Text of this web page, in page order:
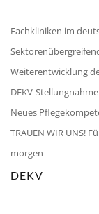
Fachkliniken im
Weiterentwicklung
DEKV-
Neues
TRAUEN WIR UNS!
morgen
DEKV